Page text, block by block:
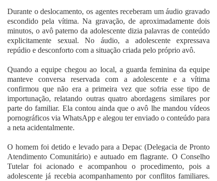
Durante o deslocamento, os agentes receberam um áudio gravado
escondido pela vítima. Na gravação, de aproximadamente dois
minutos, o avô paterno da adolescente dizia palavras de conteúdo
explicitamente sexual. No áudio, a adolescente expressava
repúdio e desconforto com a situação criada pelo próprio avô.
Quando a equipe chegou ao local, a guarda feminina da equipe
manteve conversa reservada com a adolescente e a vítima
confirmou que não era a primeira vez que sofria esse tipo de
importunação, relatando outras quatro abordagens similares por
parte do familiar. Ela contou ainda que o avô lhe mandou vídeos
pornográficos via WhatsApp e alegou ter enviado o conteúdo para
a neta acidentalmente.
O homem foi detido e levado para a Depac (Delegacia de Pronto
Atendimento Comunitário) e autuado em flagrante. O Conselho
Tutelar foi acionado e acompanhou o procedimento, pois a
adolescente já recebia acompanhamento por conflitos familiares.